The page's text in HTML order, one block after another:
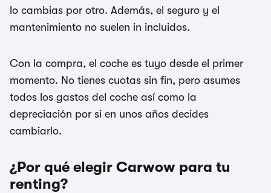
lo cambias por otro. Además, el seguro y el
mantenimiento no suelen in incluidos.
Con la compra, el coche es tuyo desde el primer
momento. No tienes cuotas sin fin, pero asumes
todos los gastos del coche así como la
depreciación por si en unos años decides
cambiarlo.
¿Por qué elegir Carwow para tu
renting?